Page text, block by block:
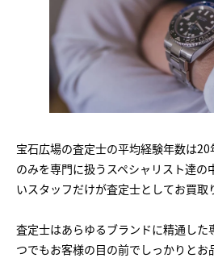
宝石広場の査定士の平均経験年数は
のみを専門に扱うスペシャリスト達の
いスタッフだけが査定士としてお買取
査定士はあらゆるブランドに精通した
つでもお客様の目の前でしっかりとお